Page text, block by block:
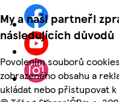
My a naši partneři
následujících důvodů
Povolením souborů
zobrazeného obsahu a
ukládat nebo přistupovat